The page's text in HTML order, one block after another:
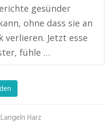
gesünder
ohne dass sie an
verlieren. Jetzt esse
fühle …
Langeln Harz